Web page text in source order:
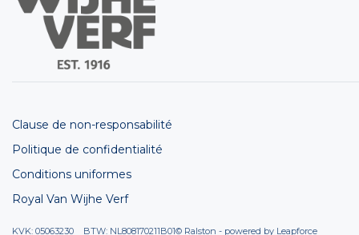
Clause de non-responsabilité
Politique de confidentialité
Conditions uniformes
Royal Van Wijhe Verf
KVK: 05063230 BTW: NL808170211B01© Ralston - powered by Leapforce